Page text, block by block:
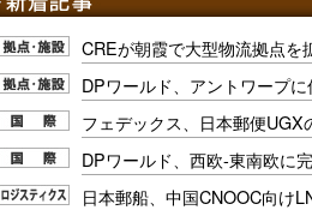
CREが朝霞で大型物流拠点を
DPワールド、アントワープ
フェデックス、日本郵便UGX
DPワールド、西欧-東南欧に
日本郵船、中国CNOOC向け